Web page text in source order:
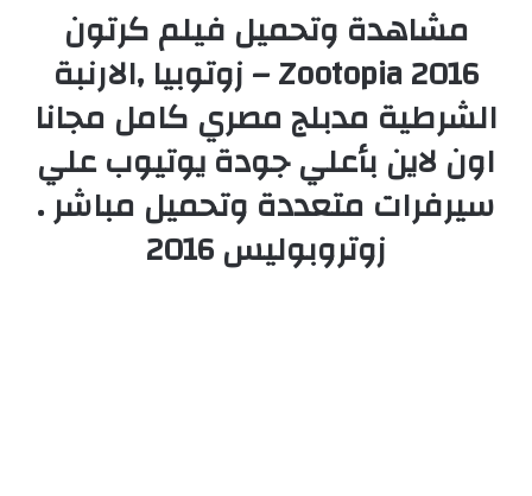
مشاهدة وتحميل فيلم كرتون
Zootopia 2016 – زوتوبيا ,الارنبة
الشرطية مدبلج مصري كامل مجانا
اون لاين بأعلي جودة يوتيوب علي
سيرفرات متعددة وتحميل مباشر .
زوتروبوليس 2016